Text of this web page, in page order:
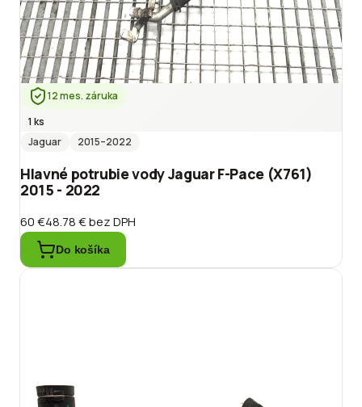
12 mes. záruka
1 ks
Jaguar
2015–2022
Hlavné potrubie vody Jaguar F-Pace (X761)
2015 - 2022
60 €48.78 €bez DPH
Do košíka